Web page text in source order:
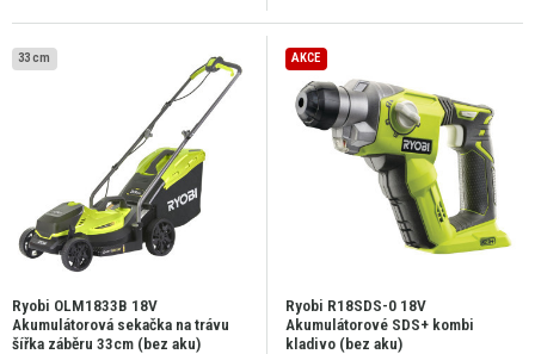
33 cm
Ryobi OLM1833B 18V
Akumulátorová sekačka na trávu
šířka záběru 33cm (bez aku)
AKCE
Ryobi R18SDS-0 18V
Akumulátorové SDS+ kombi
kladivo (bez aku)